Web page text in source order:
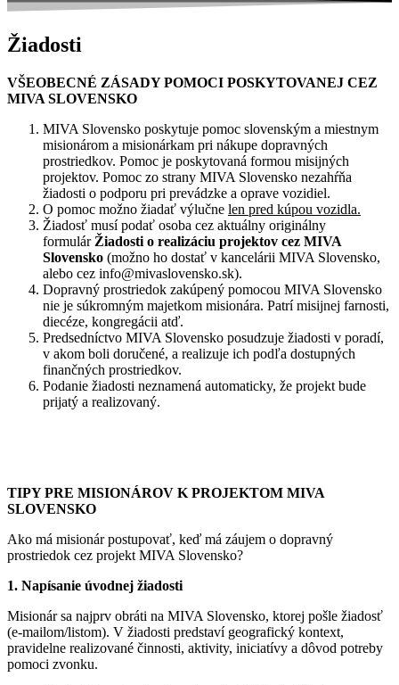
Žiadosti
VŠEOBECNÉ ZÁSADY POMOCI POSKYTOVANEJ CEZ
MIVA SLOVENSKO
MIVA Slovensko poskytuje pomoc slovenským a miestnym
misionárom a misionárkam pri nákupe dopravných
prostriedkov. Pomoc je poskytovaná formou misijných
projektov. Pomoc zo strany MIVA Slovensko nezahŕňa
žiadosti o podporu pri prevádzke a oprave vozidiel.
O pomoc možno žiadať výlučne len pred kúpou vozidla.
Žiadosť musí podať osoba cez aktuálny originálny
formulár Žiadosti o realizáciu projektov cez MIVA
Slovensko (možno ho dostať v kancelárii MIVA Slovensko,
alebo cez info@mivaslovensko.sk).
Dopravný prostriedok zakúpený pomocou MIVA Slovensko
nie je súkromným majetkom misionára. Patrí misijnej farnosti,
diecéze, kongregácii atď.
Predsedníctvo MIVA Slovensko posudzuje žiadosti v poradí,
v akom boli doručené, a realizuje ich podľa dostupných
finančných prostriedkov.
Podanie žiadosti neznamená automaticky, že projekt bude
prijatý a realizovaný.
TIPY PRE MISIONÁROV K PROJEKTOM MIVA
SLOVENSKO
Ako má misionár postupovať, keď má záujem o dopravný
prostriedok cez projekt MIVA Slovensko?
1. Napísanie úvodnej žiadosti
Misionár sa najprv obráti na MIVA Slovensko, ktorej pošle žiadosť
(e-mailom/listom). V žiadosti predstaví geografický kontext,
pravidelne realizované činnosti, aktivity, iniciatívy a dôvod potreby
pomoci zvonku.